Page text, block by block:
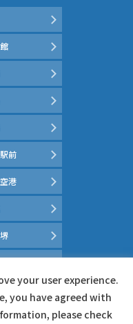
前
港
your user experience.
you have agreed with
please check